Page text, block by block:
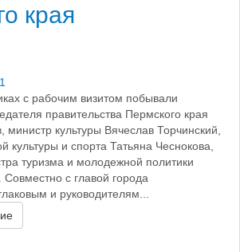
края
с рабочим визитом побывали
правительства Пермского края
культуры Вячеслав Торчинский,
культуры и спорта Татьяна Чеснокова,
туризма и молодежной политики
с главой города
и руководителям...